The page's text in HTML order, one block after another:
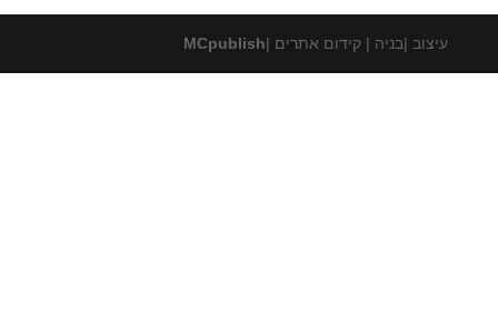
עיצוב |בניה | קידום אתרים |MCpublish